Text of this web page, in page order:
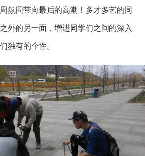
氛围带向最后的高潮！多才多艺的同
外的另一面，增进同学们之间的深入
独有的个性。